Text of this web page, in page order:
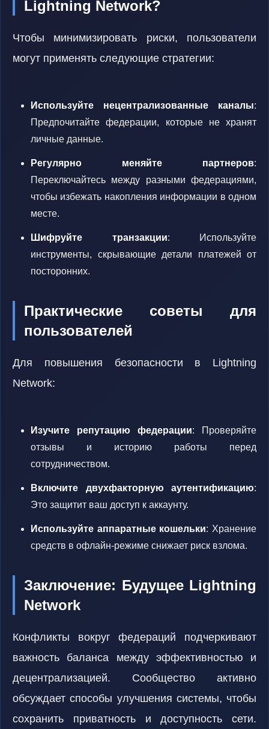
Lightning Network?
Чтобы минимизировать риски, пользователи
могут применять следующие стратегии:
Используйте нецентрализованные каналы:
Предпочитайте федерации, которые не хранят
личные данные.
Регулярно меняйте партнеров:
Переключайтесь между разными федерациями,
чтобы избежать накопления информации в одном
месте.
Шифруйте транзакции: Используйте
инструменты, скрывающие детали платежей от
посторонних.
Практические советы для
пользователей
Для повышения безопасности в Lightning
Network:
Изучите репутацию федерации: Проверяйте
отзывы и историю работы перед
сотрудничеством.
Включите двухфакторную аутентификацию:
Это защитит ваш доступ к аккаунту.
Используйте аппаратные кошельки: Хранение
средств в офлайн-режиме снижает риск взлома.
Заключение: Будущее Lightning
Network
Конфликты вокруг федераций подчеркивают
важность баланса между эффективностью и
децентрализацией. Сообщество активно
обсуждает способы улучшения системы, чтобы
сохранить приватность и доступность сети.